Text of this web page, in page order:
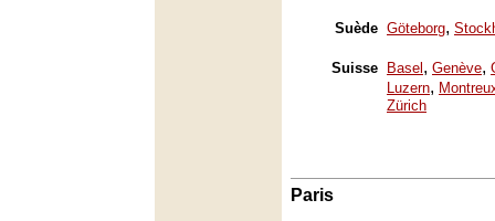
Suède Göteborg,
Suisse Basel , Genève,
Luzern,
Zürich
Paris